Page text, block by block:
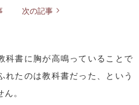
次の記事
科書に胸が高鳴っていることで
れたのは教科書だった、という
。